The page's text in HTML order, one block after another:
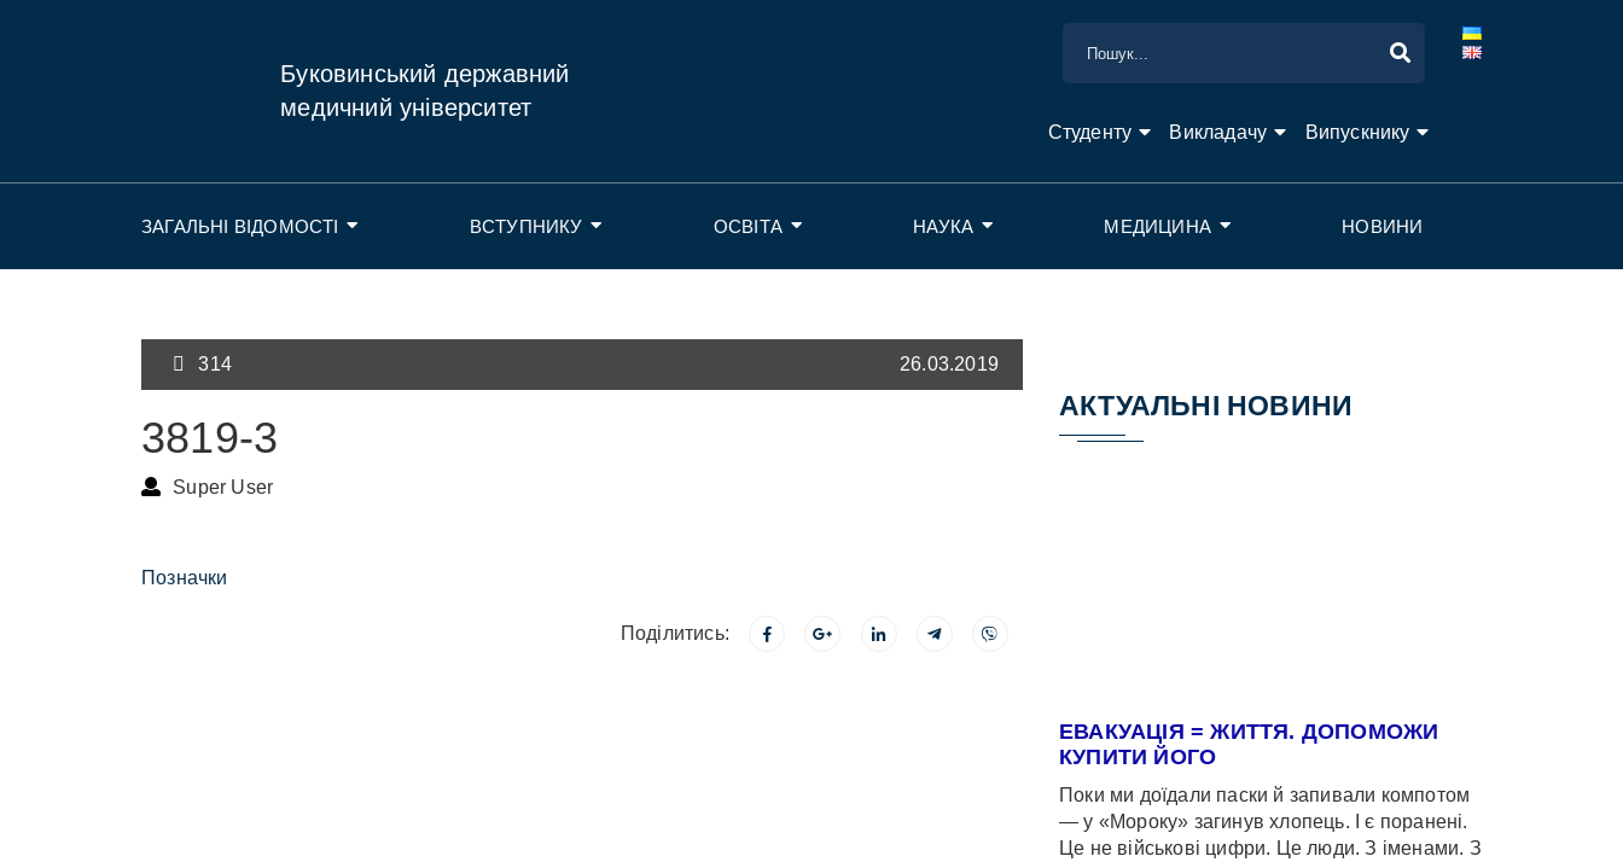
Буковинський державний
медичний університет
Студенту Викладачу Випускнику
ЗАГАЛЬНІ ВІДОМОСТІ ВСТУПНИКУ ОСВІТА НАУКА МЕДИЦИНА НОВИНИ
314 26.03.2019
3819-3
Super User
Позначки
Поділитись:
АКТУАЛЬНІ НОВИНИ
ЕВАКУАЦІЯ = ЖИТТЯ. ДОПОМОЖИ
КУПИТИ ЙОГО
Поки ми доїдали паски й запивали компотом
— у «Мороку» загинув хлопець. І є поранені.
Це не військові цифри. Це люди. З іменами. З